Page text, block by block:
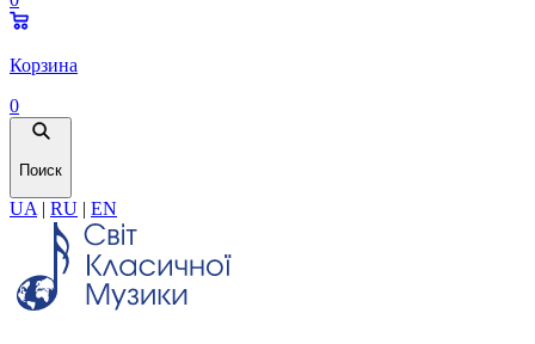
Корзина
0
Поиск
UA | RU | EN